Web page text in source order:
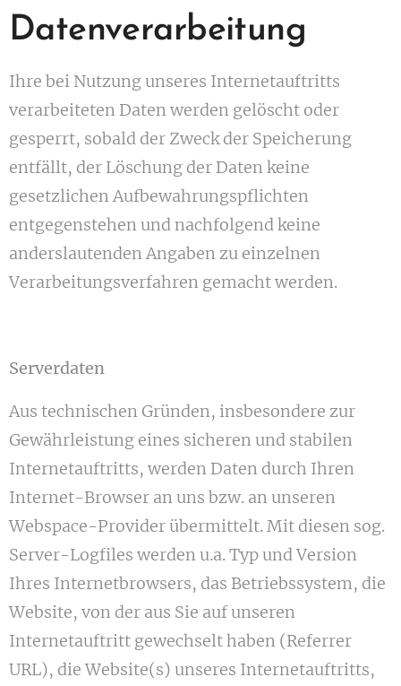
Datenverarbeitung
Ihre bei Nutzung unseres Internetauftritts
verarbeiteten Daten werden gelöscht oder
gesperrt, sobald der Zweck der Speicherung
entfällt, der Löschung der Daten keine
gesetzlichen Aufbewahrungspflichten
entgegenstehen und nachfolgend keine
anderslautenden Angaben zu einzelnen
Verarbeitungsverfahren gemacht werden.
Serverdaten
Aus technischen Gründen, insbesondere zur
Gewährleistung eines sicheren und stabilen
Internetauftritts, werden Daten durch Ihren
Internet-Browser an uns bzw. an unseren
Webspace-Provider übermittelt. Mit diesen sog.
Server-Logfiles werden u.a. Typ und Version
Ihres Internetbrowsers, das Betriebssystem, die
Website, von der aus Sie auf unseren
Internetauftritt gewechselt haben (Referrer
URL), die Website(s) unseres Internetauftritts,